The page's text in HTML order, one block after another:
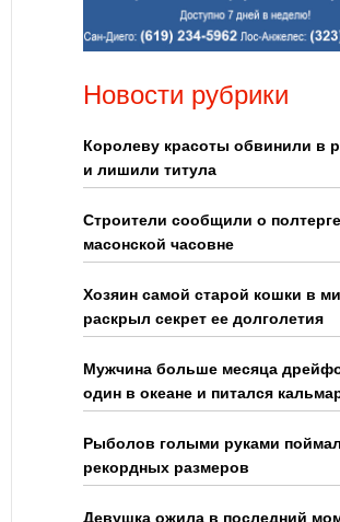
Новости рубрики
Королеву красоты обвинили в
и лишили титула
Строители сообщили о
масонской часовне
Хозяин самой старой кошки в
раскрыл секрет ее долголетия
Мужчина больше месяца
один в океане и питался
Рыболов голыми руками
рекордных размеров
Девушка ожила в последний